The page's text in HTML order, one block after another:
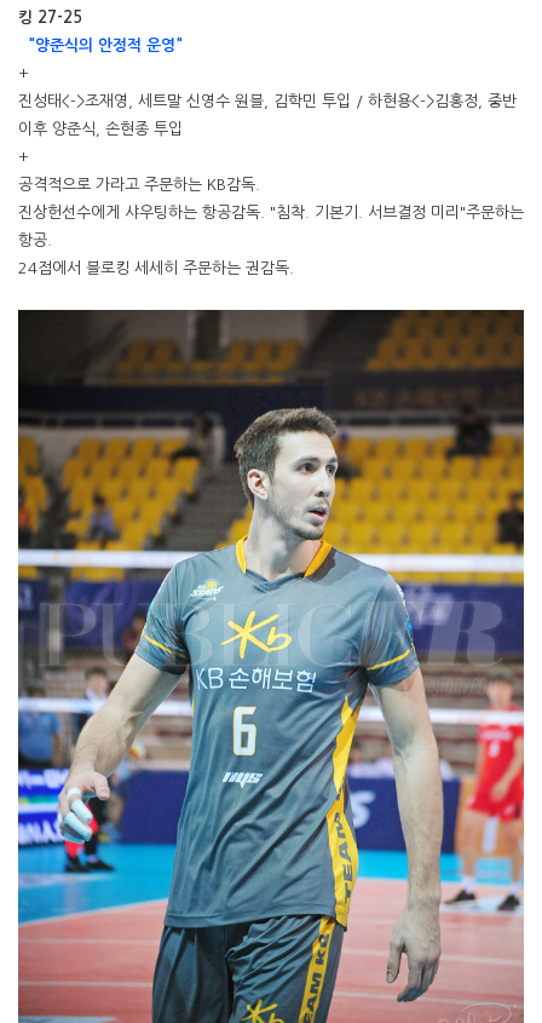
킹 27-25
"양준식의 안정적 운영"
+
진성태<->조재영, 세트말 신영수 원블, 김학민 투입 / 하현용<->김홍정, 중반
이후 양준식, 손현종 투입
+
공격적으로 가라고 주문하는 KB감독.
진상헌선수에게 샤우팅하는 항공감독. "침착. 기본기. 서브결정 미리"주문하는
항공.
24점에서 블로킹 세세히 주문하는 권감독.